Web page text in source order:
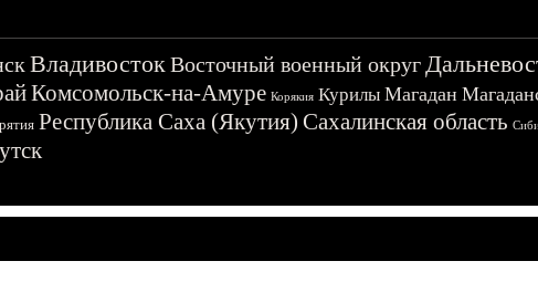
ВладивостокВосточный военный округ
Комсомольск-на-Амуре Корякия Курилы Магадан
Республика Саха (Якутия) Сахалинская область